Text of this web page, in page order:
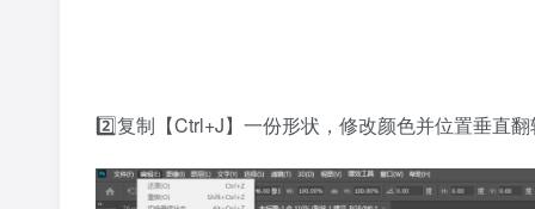
2️⃣复制【Ctrl+J】一份形状，修改颜色并位置垂直翻